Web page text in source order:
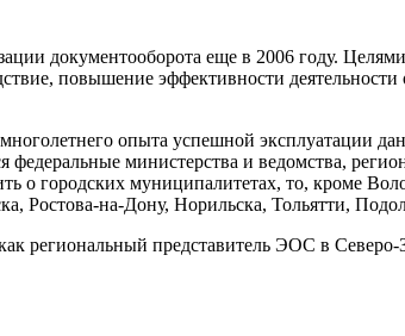
документооборота еще в 2006 году.
повышение эффективности
опыта успешной эксплуатации
министерства и ведомства,
о городских муниципалитетах, то, кроме
Ростова-на-Дону, Норильска, Тольятти,
региональный представитель ЭОС в